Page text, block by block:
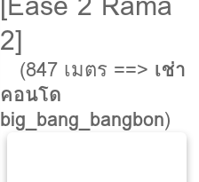
2]
(847 เมตร ==> เช่า
คอนโด
big_bang_bangbon)